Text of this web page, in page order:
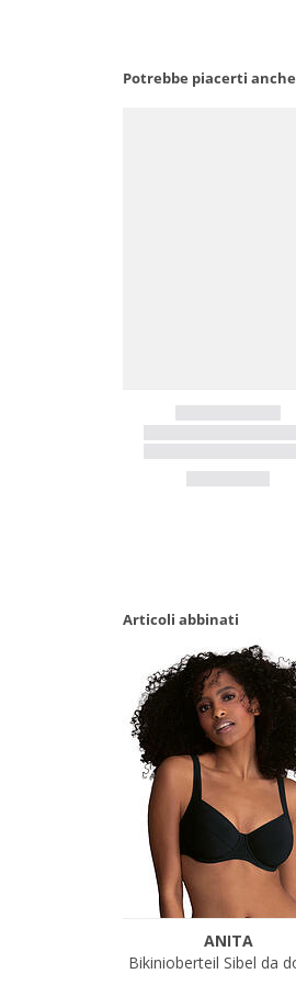
Potrebbe piacerti anche
Articoli abbinati